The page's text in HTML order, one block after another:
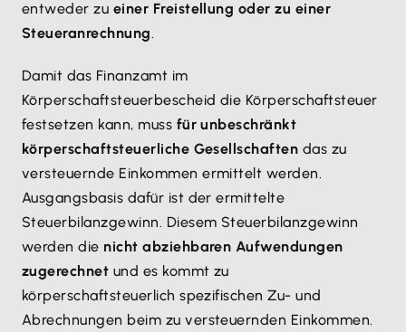
entweder zu einer Freistellung oder zu einer
Steueranrechnung.
Damit das Finanzamt im
Körperschaftsteuerbescheid die Körperschaftsteuer
festsetzen kann, muss für unbeschränkt
körperschaftsteuerliche Gesellschaften das zu
versteuernde Einkommen ermittelt werden.
Ausgangsbasis dafür ist der ermittelte
Steuerbilanzgewinn. Diesem Steuerbilanzgewinn
werden die nicht abziehbaren Aufwendungen
zugerechnet und es kommt zu
körperschaftsteuerlich spezifischen Zu- und
Abrechnungen beim zu versteuernden Einkommen.